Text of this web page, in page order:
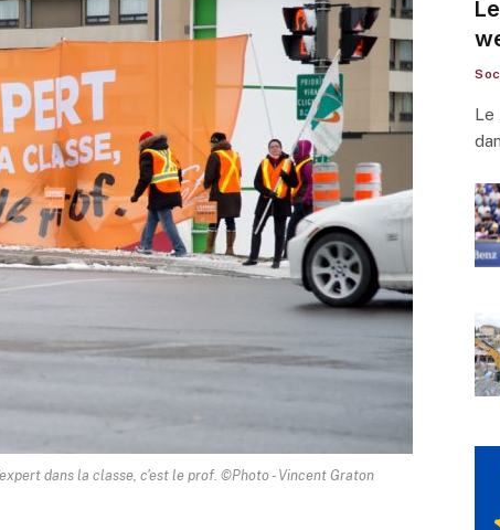
dans la classe, c'est le prof. ©Photo - Vincent Graton
Le